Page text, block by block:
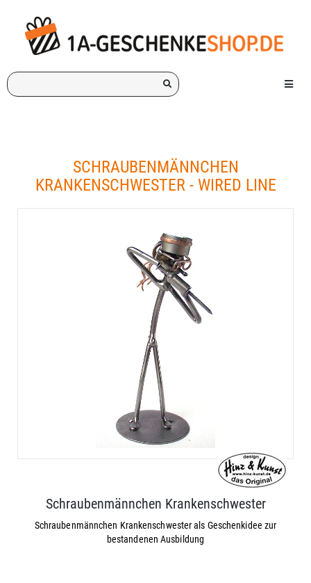
Ich
suche
Menü
SCHRAUBENMÄNNCHEN
KRANKENSCHWESTER - WIRED LINE
Schraubenmännchen Krankenschwester
Schraubenmännchen Krankenschwester als Geschenkidee zur
bestandenen Ausbildung